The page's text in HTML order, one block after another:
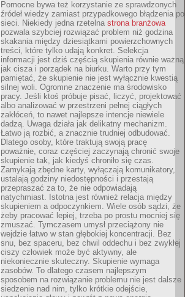
Pomocne bywa też korzystanie ze sprawdzonych
źródeł wiedzy zamiast przypadkowego błądzenia po
sieci. Niekiedy jedna rzetelna strona branżowa
pozwala szybciej rozwiązać problem niż godzina
skakania między dziesiątkami powierzchownych
treści, które tylko udają konkret. Selekcja
informacji jest dziś częścią skupienia równie ważną
jak cisza i porządek na biurku. Warto przy tym
pamiętać, że skupienie nie jest wyłącznie kwestią
silnej woli. Ogromne znaczenie ma środowisko
pracy. Jeśli ktoś próbuje pisać, liczyć, projektować
albo analizować w przestrzeni pełnej ciągłych
zakłóceń, to nawet najlepsze intencje niewiele
dadzą. Uwaga działa jak delikatny mechanizm.
Łatwo ją rozbić, a znacznie trudniej odbudować.
Dlatego osoby, które traktują swoją pracę
poważnie, coraz częściej zaczynają chronić swoje
skupienie tak, jak kiedyś chroniło się czas.
Zamykają zbędne karty, wyłączają komunikatory,
ustalają godziny niedostępności i przestają
przepraszać za to, że nie odpowiadają
natychmiast. Istotna jest również relacja między
skupieniem a odpoczynkiem. Wiele osób sądzi, że
żeby pracować lepiej, trzeba po prostu mocniej się
zmuszać. Tymczasem umysł przeciążony nie
wejdzie łatwo w stan głębokiej koncentracji. Bez
snu, bez spaceru, bez chwil oddechu i bez zwykłej
ciszy człowiek może być aktywny, ale
niekoniecznie skuteczny. Skupienie wymaga
zasobów. To dlatego czasem najlepszym
sposobem na rozwiązanie problemu nie jest dalsze
siedzenie nad nim, tylko krótkie odejście,